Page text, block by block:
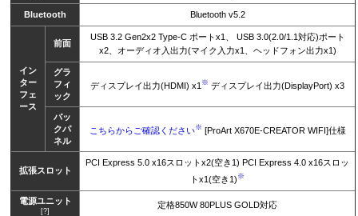
Bluetooth Bluetooth v5.2
イン
ター
フェ
ース
前面
USB 3.2 Gen2x2 Type-C ポートx1、 USB 3.0(2.0/1.1対応)ポート
x2、オーディオ入出力(マイク入力x1、ヘッドフォン出力x1)
グラ
フィ
ック
ディスプレイ出力(HDMI) x1 ※ ディスプレイ出力(DisplayPort) x3
バッ
クパ
ネル
こちらからご確認ください※ [ProArt X670E-CREATOR WIFI]仕様
拡張スロット
PCI Express 5.0 x16スロットx2(空き1) PCI Express 4.0 x16スロッ
トx1(空き1) ※
電源ユニット
[?]
定格850W 80PLUS GOLD対応